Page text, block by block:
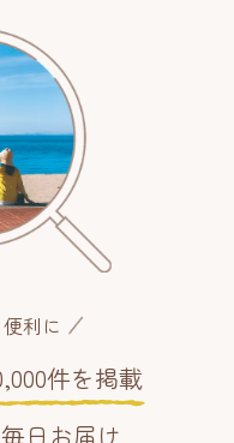
利に
件を掲載
日お届け